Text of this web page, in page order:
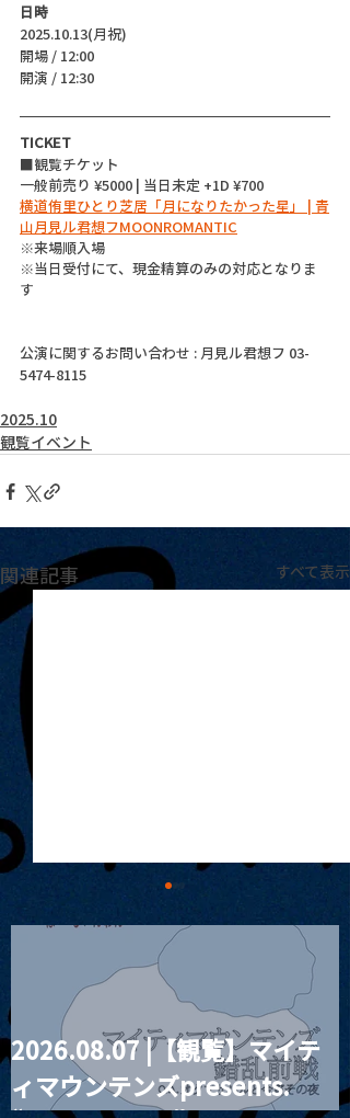
日時
2025.10.13(月祝)
開場 / 12:00
開演 / 12:30
TICKET
■観覧チケット
一般前売り ¥5000 | 当日未定 +1D ¥700
横道侑里ひとり芝居「月になりたかった星」 | 青
山月見ル君想フMOONROMANTIC
※来場順入場
※当日受付にて、現金精算のみの対応となりま
す
公演に関するお問い合わせ : 月見ル君想フ 03-
5474-8115
2025.10
観覧イベント
関連記事 すべて表示
MoonRomantic
Channel1周年記念Live
2026.08.07 |【観覧】マイテ
ィマウンテンズpresents.